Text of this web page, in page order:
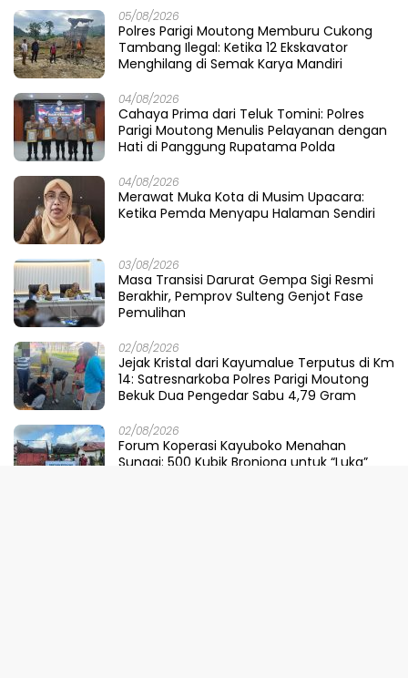
05/08/2026
Polres Parigi Moutong Memburu Cukong
Tambang Ilegal: Ketika 12 Ekskavator
Menghilang di Semak Karya Mandiri
04/08/2026
Cahaya Prima dari Teluk Tomini: Polres
Parigi Moutong Menulis Pelayanan dengan
Hati di Panggung Rupatama Polda
04/08/2026
Merawat Muka Kota di Musim Upacara:
Ketika Pemda Menyapu Halaman Sendiri
03/08/2026
Masa Transisi Darurat Gempa Sigi Resmi
Berakhir, Pemprov Sulteng Genjot Fase
Pemulihan
02/08/2026
Jejak Kristal dari Kayumalue Terputus di Km
14: Satresnarkoba Polres Parigi Moutong
Bekuk Dua Pengedar Sabu 4,79 Gram
02/08/2026
Forum Koperasi Kayuboko Menahan
Sungai: 500 Kubik Bronjong untuk “Luka”